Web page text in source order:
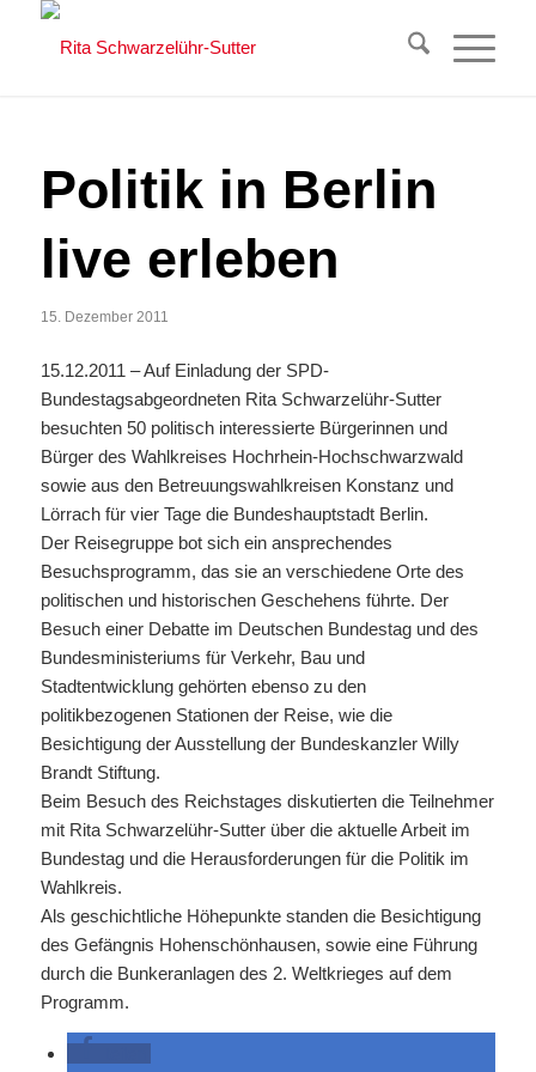
Politik in Berlin
live erleben
15. Dezember 2011
15.12.2011 – Auf Einladung der SPD-
Bundestagsabgeordneten Rita Schwarzelühr-Sutter
besuchten 50 politisch interessierte Bürgerinnen und
Bürger des Wahlkreises Hochrhein-Hochschwarzwald
sowie aus den Betreuungswahlkreisen Konstanz und
Lörrach für vier Tage die Bundeshauptstadt Berlin.
Der Reisegruppe bot sich ein ansprechendes
Besuchsprogramm, das sie an verschiedene Orte des
politischen und historischen Geschehens führte. Der
Besuch einer Debatte im Deutschen Bundestag und des
Bundesministeriums für Verkehr, Bau und
Stadtentwicklung gehörten ebenso zu den
politikbezogenen Stationen der Reise, wie die
Besichtigung der Ausstellung der Bundeskanzler Willy
Brandt Stiftung.
Beim Besuch des Reichstages diskutierten die Teilnehmer
mit Rita Schwarzelühr-Sutter über die aktuelle Arbeit im
Bundestag und die Herausforderungen für die Politik im
Wahlkreis.
Als geschichtliche Höhepunkte standen die Besichtigung
des Gefängnis Hohenschönhausen, sowie eine Führung
durch die Bunkeranlagen des 2. Weltkrieges auf dem
Programm.